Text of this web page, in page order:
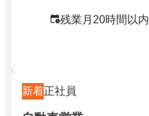
残業月20時間以内
新着正社員